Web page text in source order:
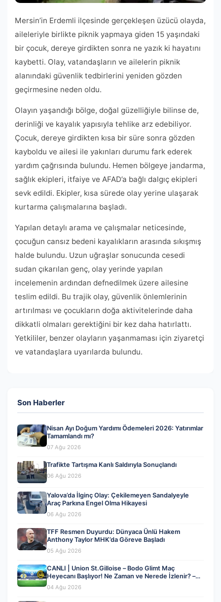
Mersin’in Erdemli ilçesinde gerçekleşen üzücü olayda,
aileleriyle birlikte piknik yapmaya giden 15 yaşındaki
bir çocuk, dereye girdikten sonra ne yazık ki hayatını
kaybetti. Olay, vatandaşların ve ailelerin piknik
alanındaki güvenlik tedbirlerini yeniden gözden
geçirmesine neden oldu.
Olayın yaşandığı bölge, doğal güzelliğiyle bilinse de,
derinliği ve kayalık yapısıyla tehlike arz edebiliyor.
Çocuk, dereye girdikten kısa bir süre sonra gözden
kayboldu ve ailesi ile yakınları durumu fark ederek
yardım çağrısında bulundu. Hemen bölgeye jandarma,
sağlık ekipleri, itfaiye ve AFAD’a bağlı dalgıç ekipleri
sevk edildi. Ekipler, kısa sürede olay yerine ulaşarak
kurtarma çalışmalarına başladı.
Yapılan detaylı arama ve çalışmalar neticesinde,
çocuğun cansız bedeni kayalıkların arasında sıkışmış
halde bulundu. Uzun uğraşlar sonucunda cesedi
sudan çıkarılan genç, olay yerinde yapılan
incelemenin ardından defnedilmek üzere ailesine
teslim edildi. Bu trajik olay, güvenlik önlemlerinin
artırılması ve çocukların doğa aktivitelerinde daha
dikkatli olmaları gerektiğini bir kez daha hatırlattı.
Yetkililer, benzer olayların yaşanmaması için ziyaretçi
ve vatandaşlara uyarılarda bulundu.
Son Haberler
Nisan Ayı Doğum Yardımı Ödemeleri 2026: Yatırımlar
Tamamlandı mı?
07 Ağu 2026
Trafikte Tartışma Kanlı Saldırıyla Sonuçlandı
06 Ağu 2026
Yalova’da İlginç Olay: Çekilemeyen Sandalyeyle
Araç Parkına Engel Olma Hikayesi
06 Ağu 2026
TFF Resmen Duyurdu: Dünyaca Ünlü Hakem
Anthony Taylor MHK’da Göreve Başladı
05 Ağu 2026
CANLI | Union St.Gilloise – Bodo Glimt Maç
Heyecanı Başlıyor! Ne Zaman ve Nerede İzlenir? –
04 Ağustos 2026
04 Ağu 2026